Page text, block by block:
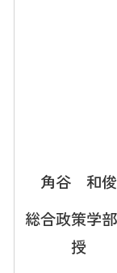
角谷 和俊
総合政策学
授